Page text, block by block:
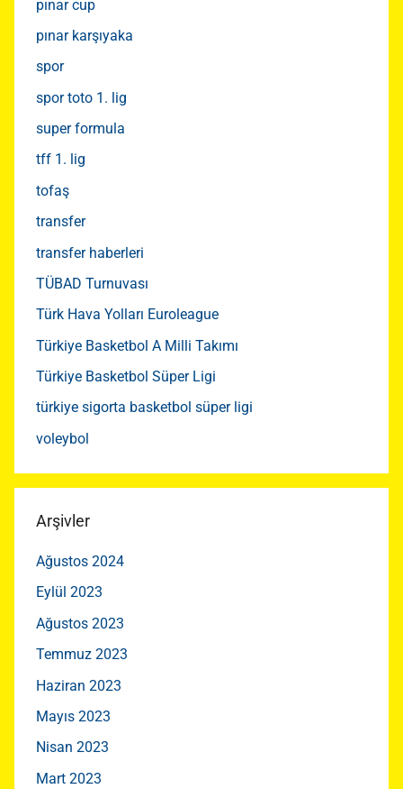
pınar cup
pınar karşıyaka
spor
spor toto 1. lig
super formula
tff 1. lig
tofaş
transfer
transfer haberleri
TÜBAD Turnuvası
Türk Hava Yolları Euroleague
Türkiye Basketbol A Milli Takımı
Türkiye Basketbol Süper Ligi
türkiye sigorta basketbol süper ligi
voleybol
Arşivler
Ağustos 2024
Eylül 2023
Ağustos 2023
Temmuz 2023
Haziran 2023
Mayıs 2023
Nisan 2023
Mart 2023